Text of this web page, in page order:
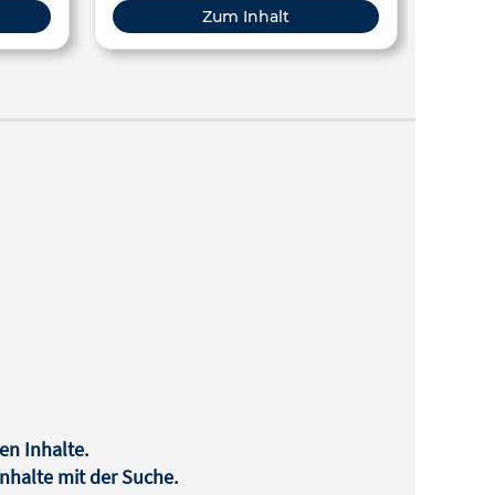
kann von Niveaustufe zu Niveaustufe
weitervervollständigt werden.
Zum Inhalt
Inhalte.
mit der Suche.